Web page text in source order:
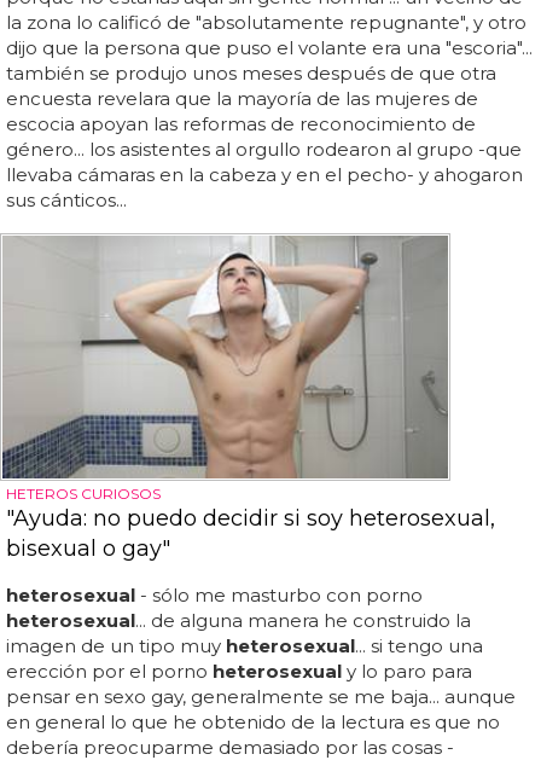
la zona lo calificó de "absolutamente repugnante", y otro
dijo que la persona que puso el volante era una "escoria"...
también se produjo unos meses después de que otra
encuesta revelara que la mayoría de las mujeres de
escocia apoyan las reformas de reconocimiento de
género... los asistentes al orgullo rodearon al grupo -que
llevaba cámaras en la cabeza y en el pecho- y ahogaron
sus cánticos...
HETEROS CURIOSOS
"Ayuda: no puedo decidir si soy heterosexual,
bisexual o gay"
heterosexual - sólo me masturbo con porno
heterosexual... de alguna manera he construido la
imagen de un tipo muy heterosexual... si tengo una
erección por el porno heterosexual y lo paro para
pensar en sexo gay, generalmente se me baja... aunque
en general lo que he obtenido de la lectura es que no
debería preocuparme demasiado por las cosas -